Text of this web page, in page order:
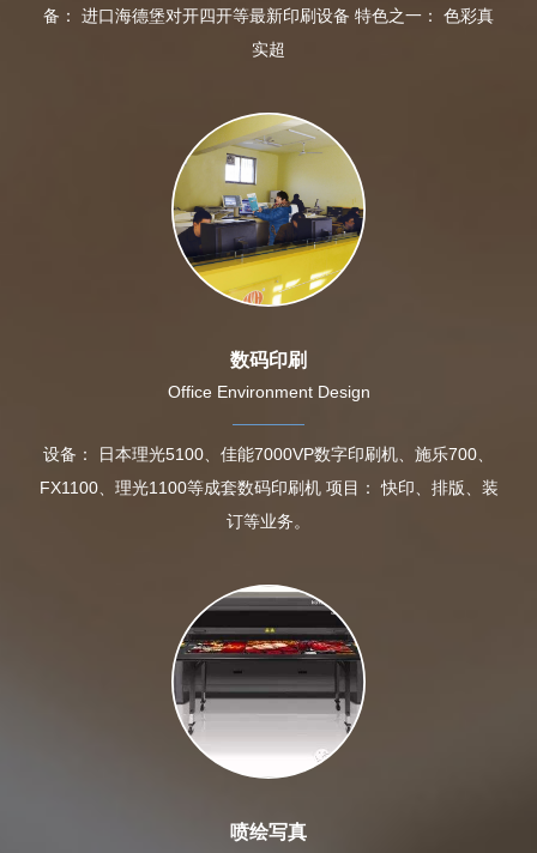
备： 进口海德堡对开四开等最新印刷设备 特色之一： 色彩真
实超
数码印刷
Office Environment Design
设备： 日本理光5100、佳能7000VP数字印刷机、施乐700、
FX1100、理光1100等成套数码印刷机 项目： 快印、排版、装
订等业务。
喷绘写真